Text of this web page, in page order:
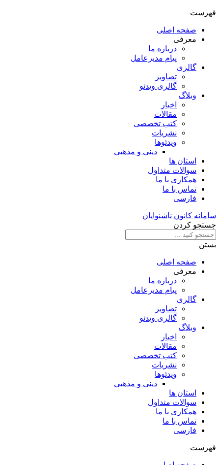
فهرست
صفحه اصلی
معرفی
درباره ما
پیام مدیرعامل
گالری
تصاویر
گالری ویدئو
وبلاگ
اخبار
مقالات
کتب تخصصی
نشریات
ویدئوها
دینی و مذهبی
استان ها
سوالات متداول
همکاری با ما
تماس با ما
فارسی
سامانه کانون ناشنوایان
جستجو کردن
بستن
صفحه اصلی
معرفی
درباره ما
پیام مدیرعامل
گالری
تصاویر
گالری ویدئو
وبلاگ
اخبار
مقالات
کتب تخصصی
نشریات
ویدئوها
دینی و مذهبی
استان ها
سوالات متداول
همکاری با ما
تماس با ما
فارسی
فهرست